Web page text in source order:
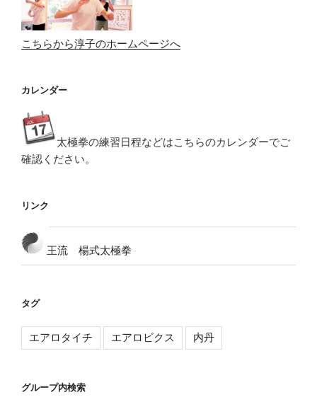
ン
こちらから淳子のホームページへ
カレンダー
太極拳の練習日程などはこちらのカレンダーでご
確認ください。
リンク
王流 楊式太極拳
タグ
エアロタイチ エアロビクス 内丹
グループ内検索